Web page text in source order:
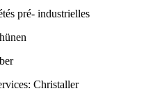
pré- industrielles
Christaller